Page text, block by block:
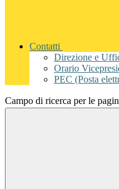
Contatti
Direzione e
Orario
PEC (Posta
Campo di ricerca per le